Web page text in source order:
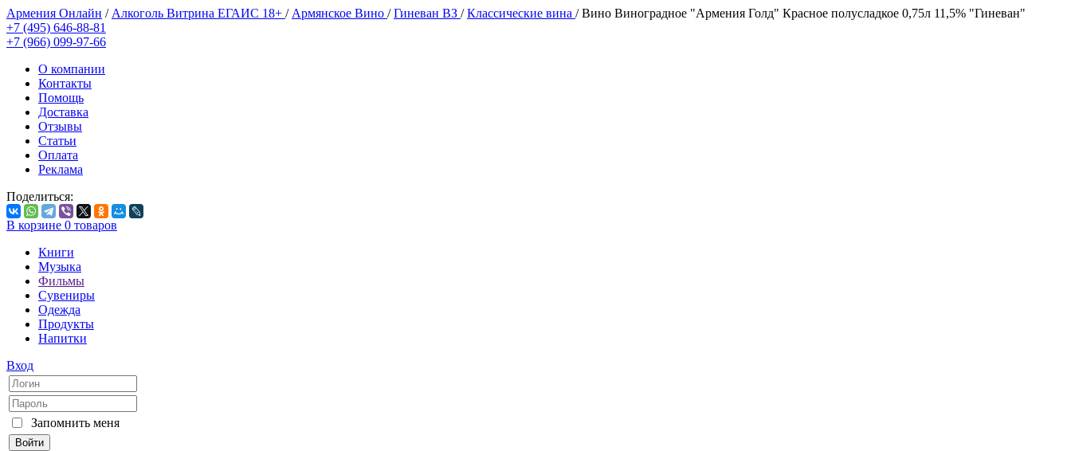
Армения Онлайн / Алкоголь Витрина ЕГАИС 18+ / Армянское Вино /Гиневан ВЗ /Классические вина /Вино Виноградное "Армения Голд" Красное полусладкое 0,75л 11,5% "Гиневан"
+7 (495) 646-88-81
+7 (966) 099-97-66
О компании
Контакты
Помощь
Доставка
Отзывы
Статьи
Оплата
Реклама
Поделиться:
В корзине 0 товаров
Книги
Музыка
Фильмы
Сувениры
Одежда
Продукты
Напитки
Вход
Запомнить меня